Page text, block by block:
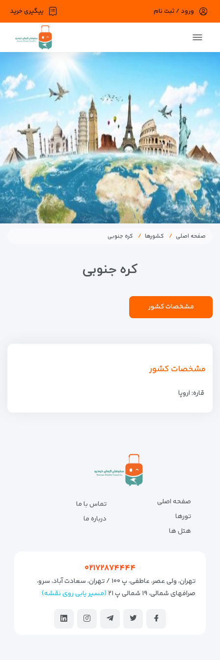
پیگیری خرید ورود / ثبت نام
صفحه اصلی کشورها کره جنوبی
کره جنوبی
مشخصات کشور
مشخصات کشور
قاره: اروپا
صفحه اصلی
تورها
هتل ها
تماس با ما
درباره ما
۰۲۱۷۲۸۷۴۴۴۴
تهران، ولی عصر، عاطفی، پ ۱۰۰ / تهران، سعادت آباد، سرو،
صرافهای شمالی، ۱۹ شمالی پ ۲۱
(مسیر یابی روی نقشه)